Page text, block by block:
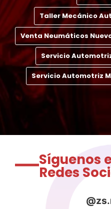
Taller Mecánico
Venta Neumáticos
Servicio
Servicio Automotriz
Síguenos
Redes